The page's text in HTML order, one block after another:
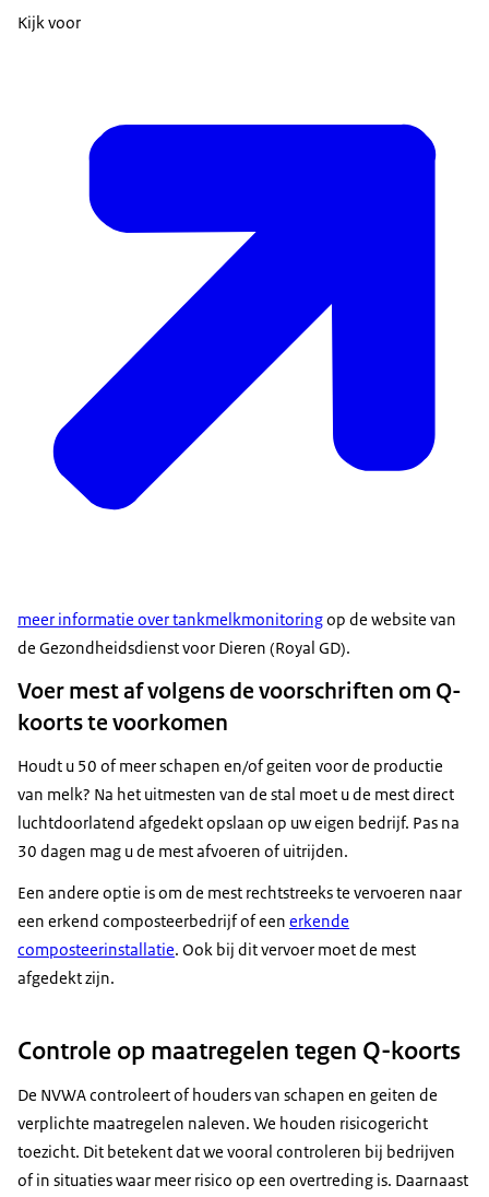
Kijk voor
meer informatie over tankmelkmonitoringop de website van
de Gezondheidsdienst voor Dieren (Royal GD).
Voer mest af volgens de voorschriften om Q-
koorts te voorkomen
Houdt u 50 of meer schapen en/of geiten voor de productie
van melk? Na het uitmesten van de stal moet u de mest direct
luchtdoorlatend afgedekt opslaan op uw eigen bedrijf. Pas na
30 dagen mag u de mest afvoeren of uitrijden.
Een andere optie is om de mest rechtstreeks te vervoeren naar
een erkend composteerbedrijf of een erkende
composteerinstallatie. Ook bij dit vervoer moet de mest
afgedekt zijn.
Controle op maatregelen tegen Q-koorts
De NVWA controleert of houders van schapen en geiten de
verplichte maatregelen naleven. We houden risicogericht
toezicht. Dit betekent dat we vooral controleren bij bedrijven
of in situaties waar meer risico op een overtreding is. Daarnaast